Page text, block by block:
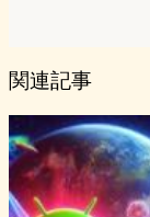
関連記事